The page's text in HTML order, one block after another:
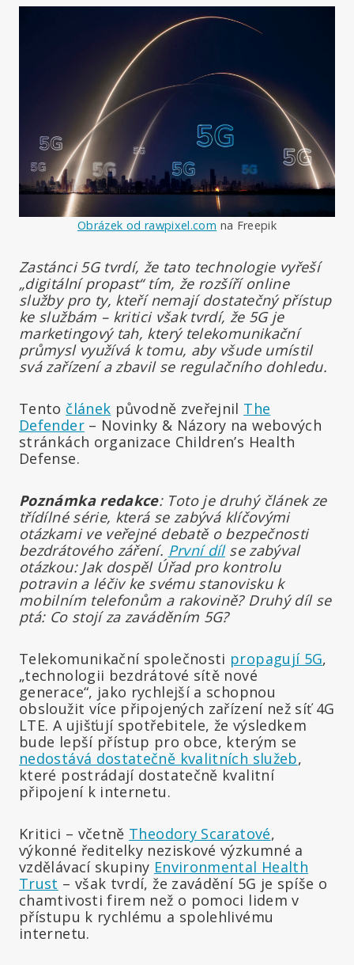
Obrázek od rawpixel.com na Freepik
Zastánci 5G tvrdí, že tato technologie vyřeší
„digitální propast“ tím, že rozšíří online
služby pro ty, kteří nemají dostatečný přístup
ke službám – kritici však tvrdí, že 5G je
marketingový tah, který telekomunikační
průmysl využívá k tomu, aby všude umístil
svá zařízení a zbavil se regulačního dohledu.
Tento článek původně zveřejnil The
Defender– Novinky & Názory na webových
stránkách organizace Children’s Health
Defense.
Poznámka redakce: Toto je druhý článek ze
třídílné série, která se zabývá klíčovými
otázkami ve veřejné debatě o bezpečnosti
bezdrátového záření. První dílse zabýval
otázkou: Jak dospěl Úřad pro kontrolu
potravin a léčiv ke svému stanovisku k
mobilním telefonům a rakovině? Druhý díl se
ptá: Co stojí za zaváděním 5G?
Telekomunikační společnosti propagují 5G,
„technologii bezdrátové sítě nové
generace“, jako rychlejší a schopnou
obsloužit více připojených zařízení než síť 4G
LTE. A ujišťují spotřebitele, že výsledkem
bude lepší přístup pro obce, kterým se
nedostává dostatečně kvalitních služeb,
které postrádají dostatečně kvalitní
připojení k internetu.
Kritici – včetně Theodory Scaratové,
výkonné ředitelky neziskové výzkumné a
vzdělávací skupiny Environmental Health
Trust – však tvrdí, že zavádění 5G je spíše o
chamtivosti firem než o pomoci lidem v
přístupu k rychlému a spolehlivému
internetu.